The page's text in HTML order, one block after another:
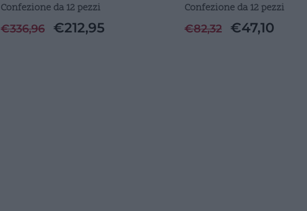
Confezione da 12 pezzi
€336,96 €212,95
Confezione da 12 pezzi
€82,32 €47,10